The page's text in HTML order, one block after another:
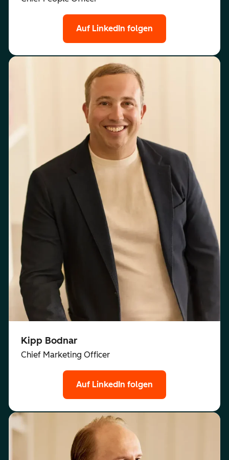
Auf LinkedIn folgen
Kipp Bodnar
Chief Marketing Officer
Auf LinkedIn folgen